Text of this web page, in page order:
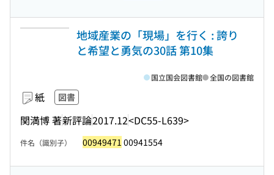
地域産業の「現場」を行く : 誇り
と希望と勇気の30話 第10集
紙 図書
関満博 著新評論2017.12<DC55-L639>
国立国会図書館 全国の図書館
件名（識別子） 00949471 00941554